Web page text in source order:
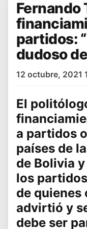
Fernando
partidos:
dudoso
12 octubre, 2021
El
a partidos
países de
de Bolivia
los
de quienes
advirtió y
debe ser